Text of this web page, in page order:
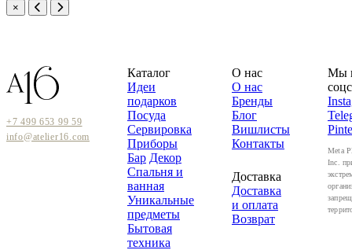
×
+7 499 653 99 59
info@atelier16.com
Каталог
Идеи
подарков
Посуда
Сервировка
Приборы
Бар Декор
Спальня и
ванная
Уникальные
предметы
Бытовая
техника
О нас
О нас
Бренды
Блог
Вишлисты
Контакты
Доставка
Доставка
и оплата
Возврат
Мы
Meta
Inc.